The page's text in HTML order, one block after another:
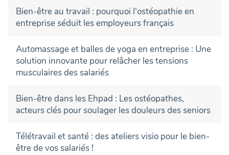
Bien-être au travail : pourquoi l'ostéopathie en
entreprise séduit les employeurs français
Automassage et balles de yoga en entreprise : Une
solution innovante pour relâcher les tensions
musculaires des salariés
Bien-être dans les Ehpad : Les ostéopathes,
acteurs clés pour soulager les douleurs des seniors
Télétravail et santé : des ateliers visio pour le bien-
être de vos salariés !